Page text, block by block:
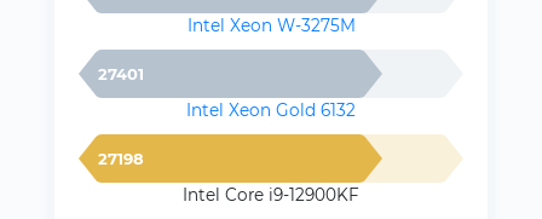
Intel Xeon W-3275M
27401
Intel Xeon Gold 6132
27198
Intel Core i9-12900KF